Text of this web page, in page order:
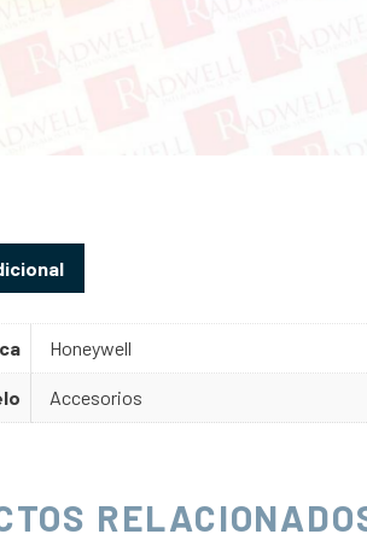
Honeywell
Accesorios